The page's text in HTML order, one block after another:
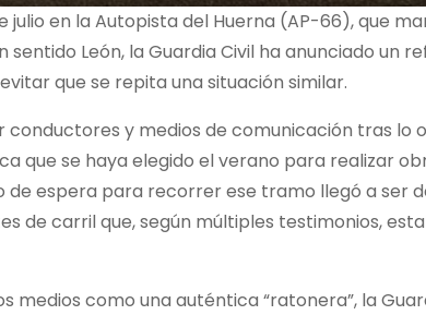
en la Autopista del Huerna (AP-66), que
León, la Guardia Civil ha anunciado un
que se repita una situación similar.
y medios de comunicación tras lo
que se haya elegido el verano para realizar
espera para recorrer ese tramo llegó a ser
de carril que, según múltiples testimonios,
medios como una auténtica “ratonera”, la